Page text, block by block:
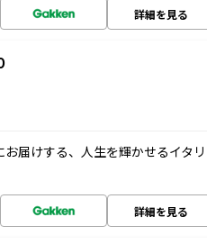
詳細を見る
届けする、人生を輝かせるイタリ
詳細を見る